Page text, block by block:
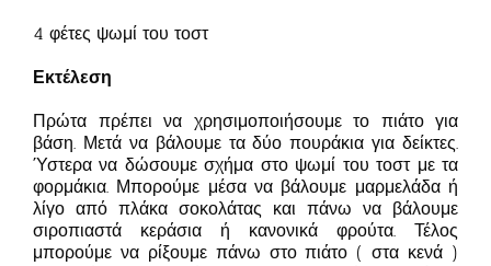
4 φέτες ψωμί του τοστ
Εκτέλεση
Πρώτα πρέπει να χρησιμοποιήσουμε το πιάτο για
βάση. Μετά να βάλουμε τα δύο πουράκια για δείκτες.
Ύστερα να δώσουμε σχήμα στο ψωμί του τοστ με τα
φορμάκια. Μπορούμε μέσα να βάλουμε μαρμελάδα ή
λίγο από πλάκα σοκολάτας και πάνω να βάλουμε
σιροπιαστά κεράσια ή κανονικά φρούτα. Τέλος
μπορούμε να ρίξουμε πάνω στο πιάτο ( στα κενά )